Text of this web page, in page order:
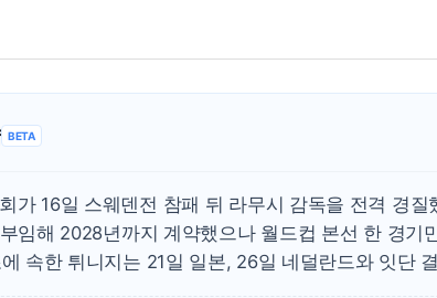
트럼프
특정 정
李 "해
李 대
이란와
남동발
[인도
BETA
가 16일 스웨덴전 참패 뒤 라무시 감독을 전격 경질
임해 2028년까지 계약했으나 월드컵 본선 한 경기
속한 튀니지는 21일 일본, 26일 네덜란드와 잇단